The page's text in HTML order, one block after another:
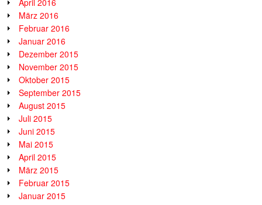
April 2016
März 2016
Februar 2016
Januar 2016
Dezember 2015
November 2015
Oktober 2015
September 2015
August 2015
Juli 2015
Juni 2015
Mai 2015
April 2015
März 2015
Februar 2015
Januar 2015